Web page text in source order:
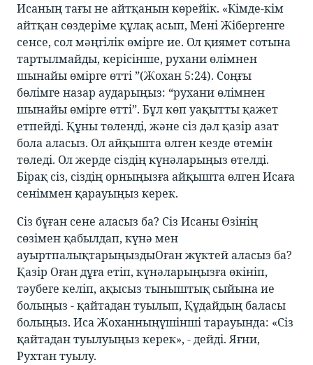
Исаның тағы не айтқанын көрейік. «Кімде-кім
айтқан сөздеріме құлақ асып, Мені Жібергенге
сенсе, сол мәңгілік өмірге ие. Ол қиямет сотына
тартылмайды, керісінше, рухани өлімнен
шынайы өмірге өтті ”(Жохан 5:24). Соңғы
бөлімге назар аударыңыз: “рухани өлімнен
шынайы өмірге өтті”. Бұл көп уақытты қажет
етпейді. Құны төленді, және сіз дәл қазір азат
бола аласыз. Ол айқышта өлген кезде өтемін
төледі. Ол жерде сіздің күнәларыңыз өтелді.
Бірақ сіз, сіздің орныңызға айқышта өлген Исаға
сеніммен қарауыңыз керек.
Сіз бұған сене аласыз ба? Сіз Исаны Өзінің
сөзімен қабылдап, күнә мен
ауыртпалықтарыңыздыОған жүктей аласыз ба?
Қазір Оған дұға етіп, күнәларыңызға өкініп,
тәубеге келіп, ақысыз тыныштық сыйына ие
болыңыз - қайтадан туылып, Құдайдың баласы
болыңыз. Иса Жоханныңүшінші тарауында: «Сіз
қайтадан туылуыңыз керек», - дейді. Яғни,
Рухтан туылу.